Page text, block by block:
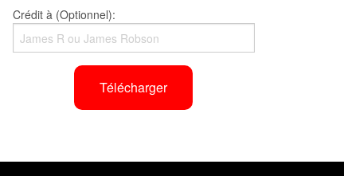
Crédit à (Optionnel):
Télécharger